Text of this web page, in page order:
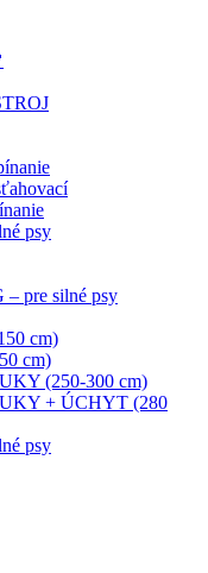
psy
pre silné psy
cm)
cm)
(250-300 cm)
+ ÚCHYT (280
psy